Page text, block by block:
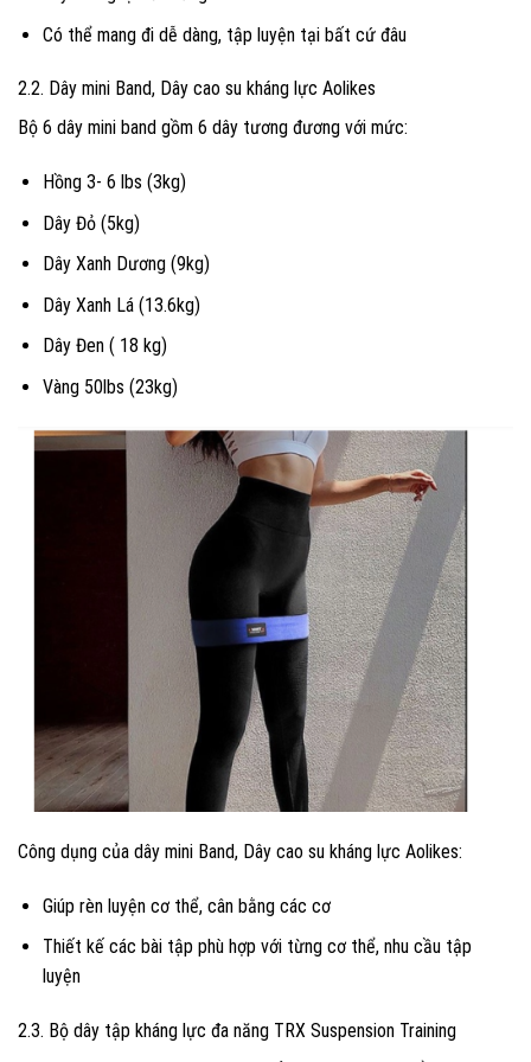
Có thể mang đi dễ dàng, tập luyện tại bất cứ đâu
2.2. Dây mini Band, Dây cao su kháng lực Aolikes
Bộ 6 dây mini band gồm 6 dây tương đương với mức:
Hồng 3- 6 lbs (3kg)
Dây Đỏ (5kg)
Dây Xanh Dương (9kg)
Dây Xanh Lá (13.6kg)
Dây Đen ( 18 kg)
Vàng 50lbs (23kg)
Công dụng của dây mini Band, Dây cao su kháng lực Aolikes:
Giúp rèn luyện cơ thể, cân bằng các cơ
Thiết kế các bài tập phù hợp với từng cơ thể, nhu cầu tập
luyện
2.3. Bộ dây tập kháng lực đa năng TRX Suspension Training